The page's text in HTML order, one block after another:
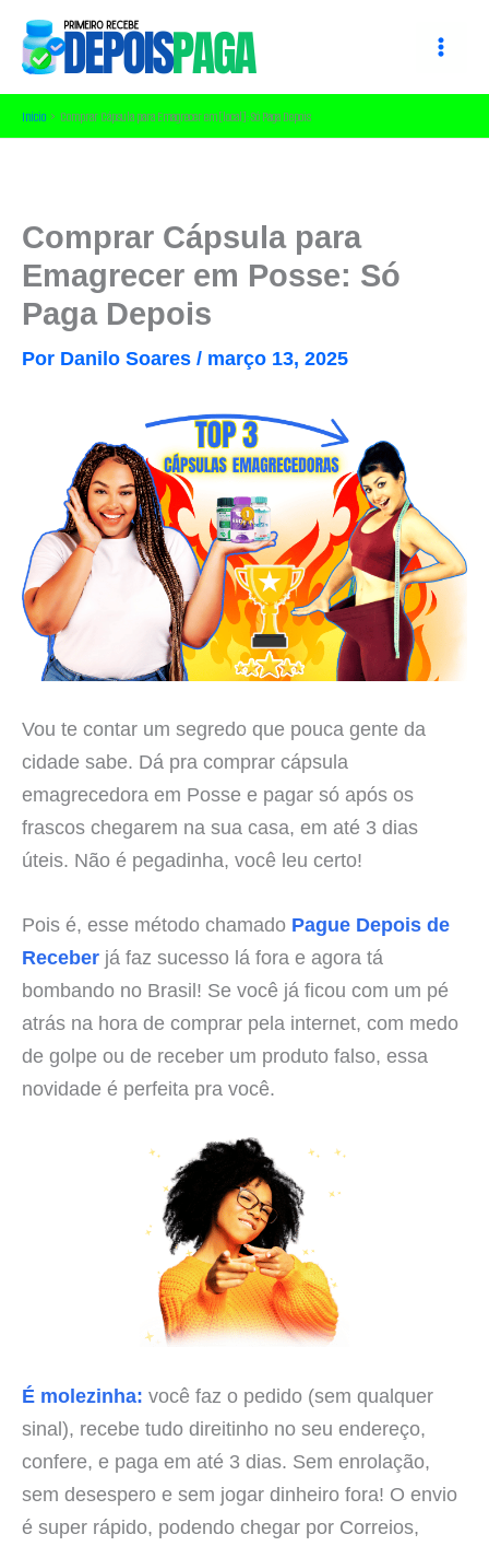
para
conteúdo
Início Comprar Cápsula para Emagrecer em [local]: Só Paga Depois
Comprar Cápsula para
Emagrecer em Posse: Só
Paga Depois
Por Danilo Soares / março 13, 2025
Vou te contar um segredo que pouca gente da
cidade sabe. Dá pra comprar cápsula
emagrecedora em Posse e pagar só após os
frascos chegarem na sua casa, em até 3 dias
úteis. Não é pegadinha, você leu certo!
Pois é, esse método chamado Pague Depois de
Receber já faz sucesso lá fora e agora tá
bombando no Brasil! Se você já ficou com um pé
atrás na hora de comprar pela internet, com medo
de golpe ou de receber um produto falso, essa
novidade é perfeita pra você.
É molezinha: você faz o pedido (sem qualquer
sinal), recebe tudo direitinho no seu endereço,
confere, e paga em até 3 dias. Sem enrolação,
sem desespero e sem jogar dinheiro fora! O envio
é super rápido, podendo chegar por Correios,